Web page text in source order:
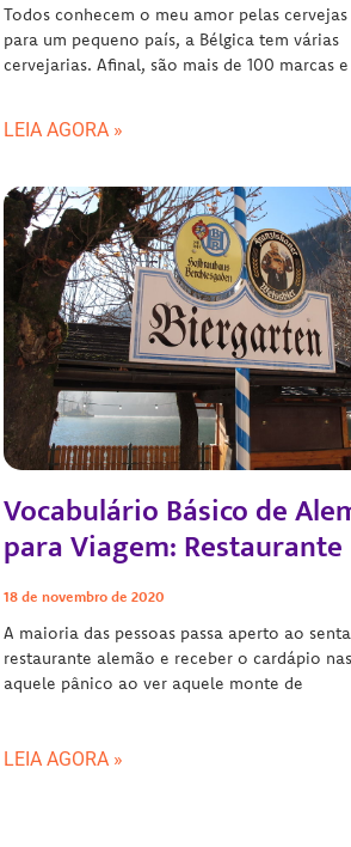
Todos conhecem o meu amor pelas cervejas
para um pequeno país, a Bélgica tem várias
cervejarias. Afinal, são mais de 100 marcas
LEIA AGORA »
Vocabulário Básico de
para Viagem: Restaurante
18 de novembro de 2020
A maioria das pessoas passa aperto ao
restaurante alemão e receber o cardápio
aquele pânico ao ver aquele monte de
LEIA AGORA »